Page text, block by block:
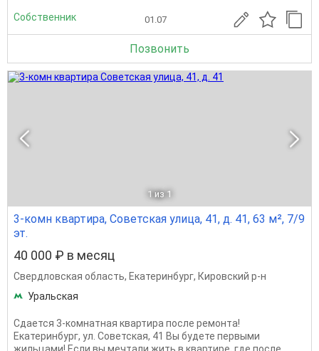
Собственник 01.07
Позвонить
1 из 1
3-комн квартира, Советская улица, 41, д. 41, 63 м², 7/9
эт.
40 000 ₽ в месяц
Свердловская область, Екатеринбург, Кировский р-н
Уральская
Сдается 3-комнатная квартира после ремонта!
Екатеринбург, ул. Советская, 41 Вы будете первыми